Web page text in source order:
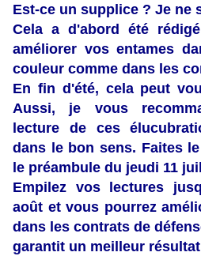
Est-ce un supplice ? Je ne
Cela a d'abord été
améliorer vos entames
couleur comme dans les
En fin d'été, cela peut
Aussi, je vous
lecture de ces
dans le bon sens. Faites
le préambule du jeudi 11
Empilez vos lectures
août et vous pourrez
dans les contrats de
garantit un meilleur